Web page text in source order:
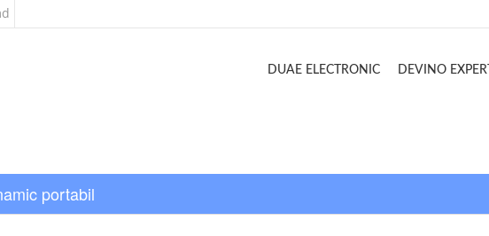
DUAE ELECTRONIC DEVINO EXPERT
portabil